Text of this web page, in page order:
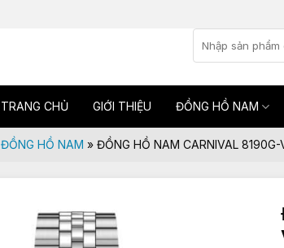
kiếm:
TRANG CHỦ GIỚI THIỆU ĐỒNG HỒ NAM
ĐỒNG HỒ NAM » ĐỒNG HỒ NAM CARNIVAL